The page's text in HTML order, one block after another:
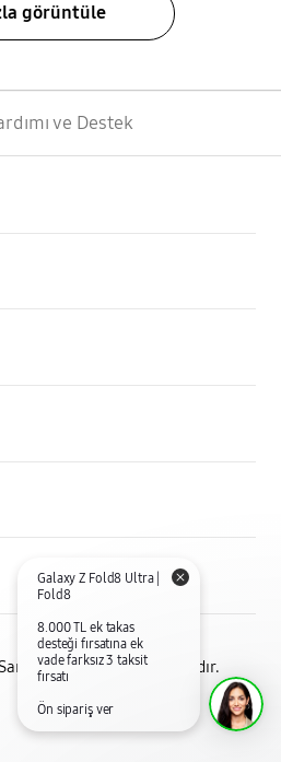
görüntüle
ve Destek
Tüm Hakları Saklıdır.